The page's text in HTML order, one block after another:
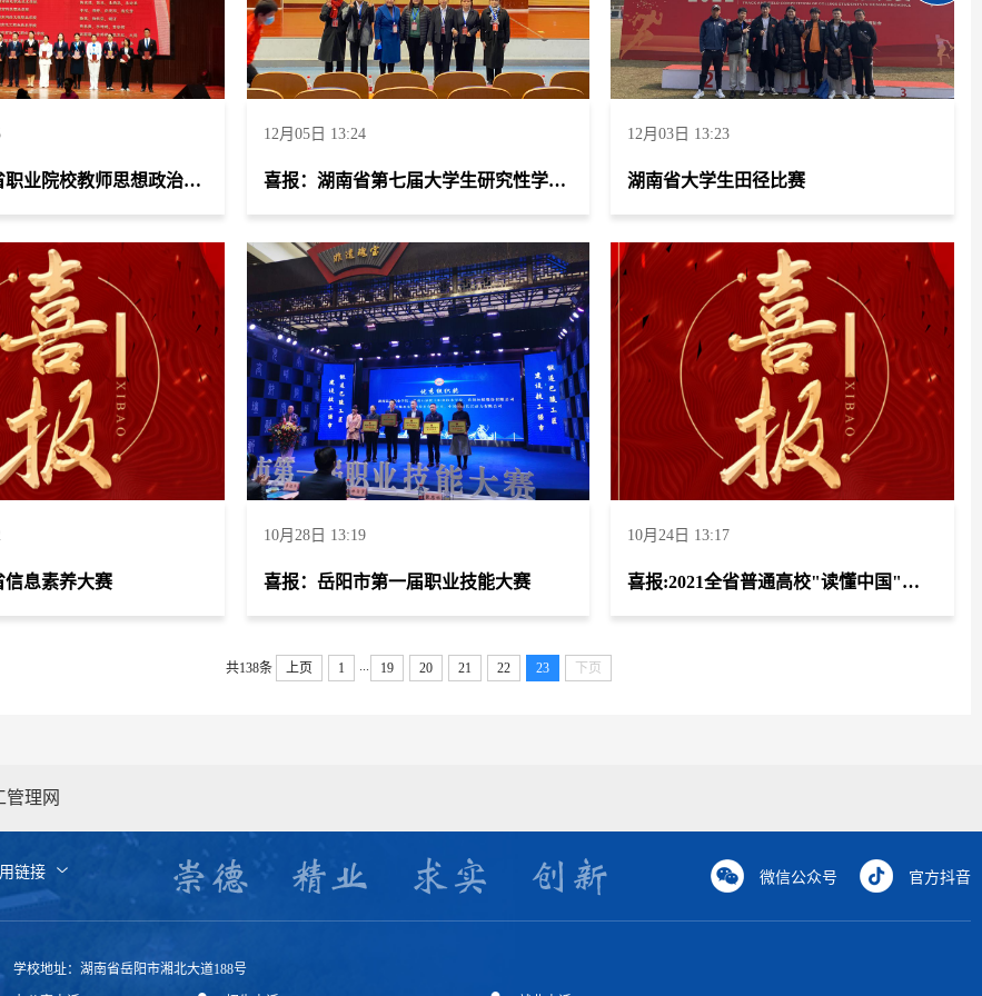
喜报：湖南省职业院校教师思想政治教育教学能力比赛
12月05日 13:24
喜报：湖南省第七届大学生研究性学习成果竞赛
12月03日 13:23
湖南省大学生田径比赛
信息素养大赛
10月28日 13:19
喜报：岳阳市第一届职业技能大赛
10月24日 13:17
喜报:2021全省普通高校"读懂中国"主题教育
共138条 上页 1 ... 19 20 21 22 23 下页
管理网
链接 微信公众号 官方抖音
学校地址：湖南省岳阳市湘北大道188号